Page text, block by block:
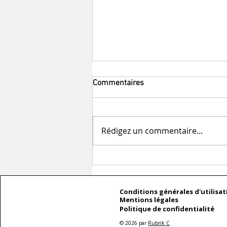
Commentaires
Rédigez un commentaire...
Conditions générales
Mentions légales
Politique de confidentialité
© 2026 par Rubrik C